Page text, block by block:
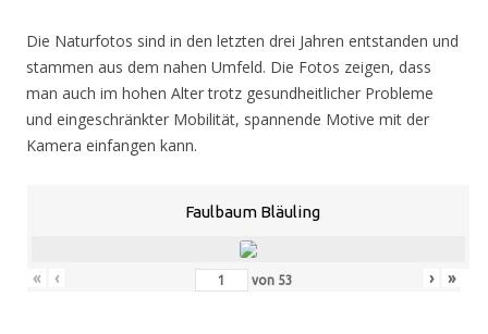
Die Naturfotos sind in den letzten drei Jahren entstanden und
stammen aus dem nahen Umfeld. Die Fotos zeigen, dass
man auch im hohen Alter trotz gesundheitlicher Probleme
und eingeschränkter Mobilität, spannende Motive mit der
Kamera einfangen kann.
Faulbaum Bläuling
« ‹ von 53 › »